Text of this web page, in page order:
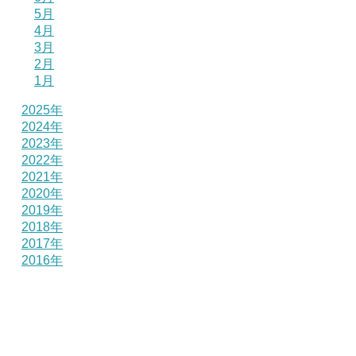
5月
4月
3月
2月
1月
2025年
2024年
2023年
2022年
2021年
2020年
2019年
2018年
2017年
2016年